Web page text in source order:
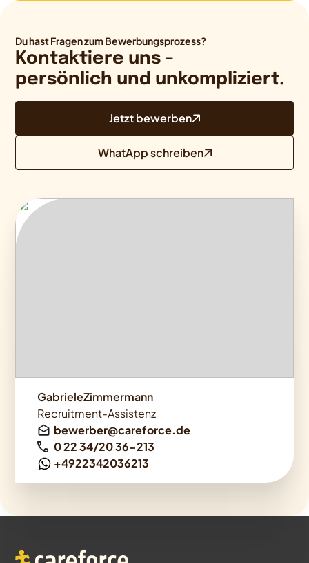
Du hast Fragen zum Bewerbungsprozess?
Kontaktiere uns –
persönlich und unkompliziert.
Jetzt bewerben
WhatApp schreiben
GabrieleZimmermann
Recruitment-Assistenz
bewerber@careforce.de
0 22 34/20 36-213
+4922342036213